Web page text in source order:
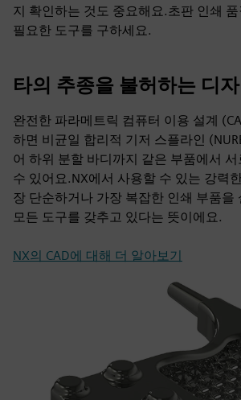
지 확인하는 것도 중요해요.초판 인쇄
필요한 도구를 구하세요.
타의 추종을 불허하는 디
완전한 파라메트릭 컴퓨터 이용 설계
하면 비균일 합리적 기저 스플라인
어 하위 분할 바디까지 같은 부품에서
수 있어요.NX에서 사용할 수 있는 강력
장 단순하거나 가장 복잡한 인쇄 부품을
모든 도구를 갖추고 있다는 뜻이에요.
NX의 CAD에 대해 더 알아보기